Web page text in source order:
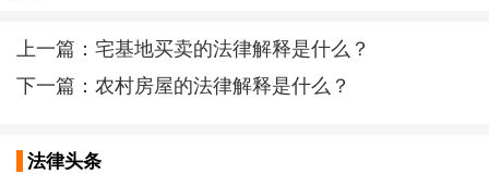
上一篇：宅基地买卖的法律解释是什么？
下一篇：农村房屋的法律解释是什么？
法律头条